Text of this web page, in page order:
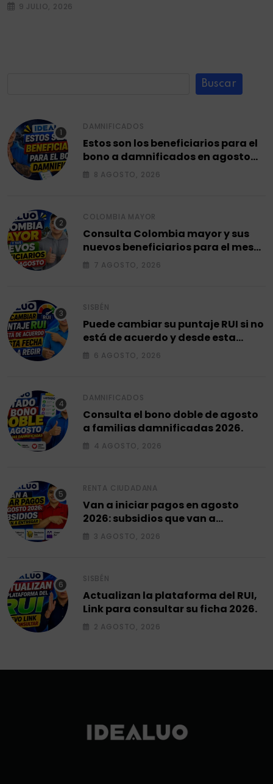
9 JULIO, 2026
Buscar
DAMNIFICADOS
Estos son los beneficiarios para el
bono a damnificados en agosto
2026.
8 AGOSTO, 2026
COLOMBIA MAYOR
Consulta Colombia mayor y sus
nuevos beneficiarios para el mes
de agosto 2026.
7 AGOSTO, 2026
SISBÉN
Puede cambiar su puntaje RUI si no
está de acuerdo y desde esta
fecha empieza a regir en el 2026.
6 AGOSTO, 2026
DAMNIFICADOS
Consulta el bono doble de agosto
a familias damnificadas 2026.
4 AGOSTO, 2026
RENTA CIUDADANA
Van a iniciar pagos en agosto
2026: subsidios que van a
entregar.
3 AGOSTO, 2026
SISBÉN
Actualizan la plataforma del RUI,
Link para consultar su ficha 2026.
2 AGOSTO, 2026